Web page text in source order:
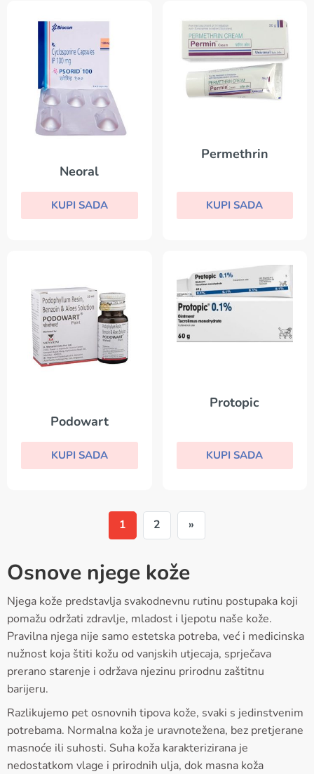
Neoral
KUPI SADA
Permethrin
KUPI SADA
Podowart
KUPI SADA
Protopic
KUPI SADA
1 2 »
Osnove njege kože
Njega kože predstavlja svakodnevnu rutinu postupaka koji
pomažu održati zdravlje, mladost i ljepotu naše kože.
Pravilna njega nije samo estetska potreba, već i medicinska
nužnost koja štiti kožu od vanjskih utjecaja, sprječava
prerano starenje i održava njezinu prirodnu zaštitnu
barijeru.
Razlikujemo pet osnovnih tipova kože, svaki s jedinstvenim
potrebama. Normalna koža je uravnotežena, bez pretjerane
masnoće ili suhosti. Suha koža karakterizirana je
nedostatkom vlage i prirodnih ulja, dok masna koža